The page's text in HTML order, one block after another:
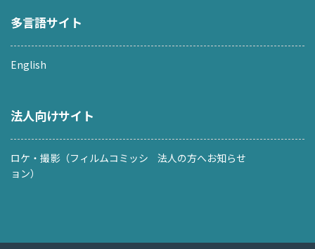
多言語サイト
English
法人向けサイト
ロケ・撮影（フィルムコミッシ
ョン）
法人の方へお知らせ